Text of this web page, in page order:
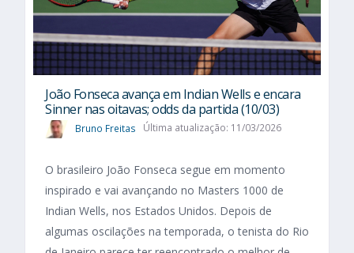
João Fonseca avança em Indian Wells e encara
Sinner nas oitavas; odds da partida (10/03)
Bruno Freitas Última atualização: 11/03/2026
O brasileiro João Fonseca segue em momento
inspirado e vai avançando no Masters 1000 de
Indian Wells, nos Estados Unidos. Depois de
algumas oscilações na temporada, o tenista do Rio